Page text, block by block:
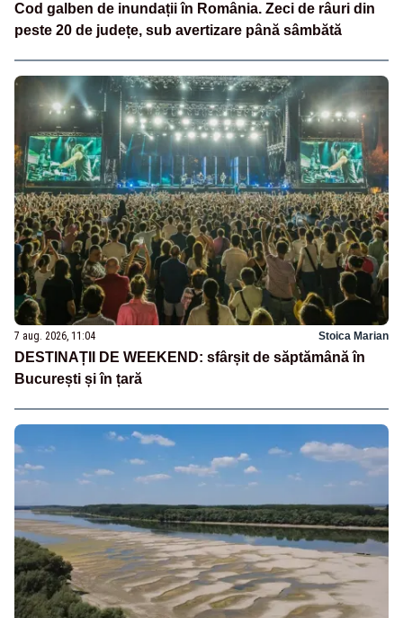
Cod galben de inundații în România. Zeci de râuri din
peste 20 de județe, sub avertizare până sâmbătă
7 aug. 2026, 11:04 Stoica Marian
DESTINAȚII DE WEEKEND: sfârșit de săptămână în
București și în țară